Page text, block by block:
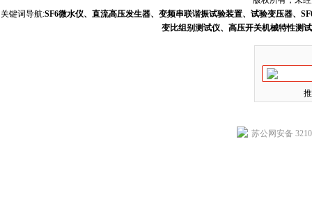
关键词导航:SF6微水仪、直流高压发生器、变频串联谐振试验装置、试验变压器、
变比组别测试仪、高压开关机械特性测
苏公网安备